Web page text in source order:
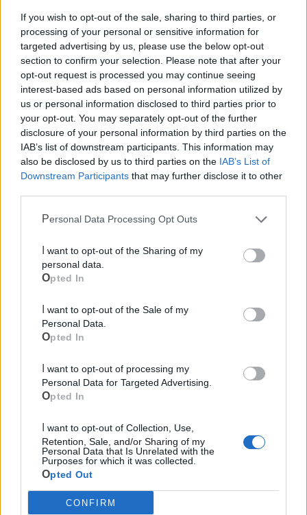
If you wish to opt-out of the sale, sharing to third parties, or
processing of your personal or sensitive information for
targeted advertising by us, please use the below opt-out
section to confirm your selection. Please note that after your
opt-out request is processed you may continue seeing
interest-based ads based on personal information utilized by
us or personal information disclosed to third parties prior to
your opt-out. You may separately opt-out of the further
disclosure of your personal information by third parties on the
IAB’s list of downstream participants. This information may
also be disclosed by us to third parties on the IAB’s List of
Downstream Participants that may further disclose it to other
Personal Data Processing Opt Outs
personal data.
Opted In
Personal Data.
Opted In
Personal Data for Targeted Advertising.
Opted In
Retention, Sale, and/or Sharing of my
Personal Data that Is Unrelated with the
Purposes for which it was collected.
Opted Out
CONFIRM
Le notizie del giorno sul tuo smartphone
Ricevi gratuitamente ogni giorno le notizie della tua
città direttamente sul tuo smartphone. Scarica Telegram
eclicca qui
Cimitero
Ufficio Postale
Canile
LE INFO UTILI DI CASTELLANETA